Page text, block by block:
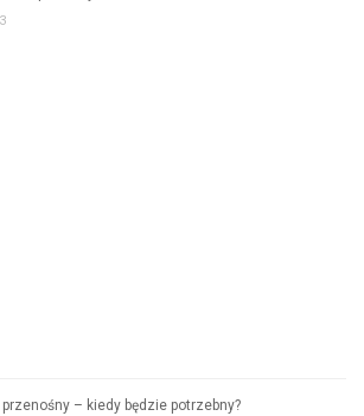
– kiedy będzie potrzebny?